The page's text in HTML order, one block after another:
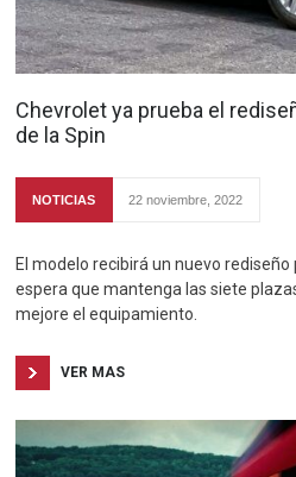
Chevrolet ya prueba el
de la Spin
NOTICIAS 22 noviembre, 2022
El modelo recibirá un nuevo
espera que mantenga las siete
mejore el equipamiento.
VER MAS